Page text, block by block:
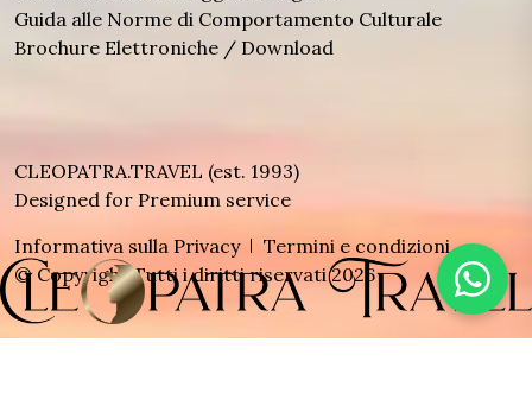
Guida alle Norme di Comportamento Culturale
Brochure Elettroniche / Download
CLEOPATRA.TRAVEL (est. 1993)
Designed for Premium service
Informativa sulla Privacy
Termini e condizioni
© Copyright Tutti i diritti riservati 2026